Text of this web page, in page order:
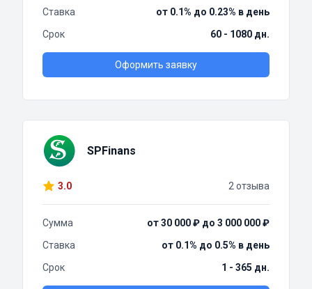
Ставка
от 0.1% до 0.23% в день
Срок
60 - 1080 дн.
Оформить заявку
SPFinans
3.0 2 отзыва
Сумма
от 30 000 ₽ до 3 000 000 ₽
Ставка
от 0.1% до 0.5% в день
Срок
1 - 365 дн.